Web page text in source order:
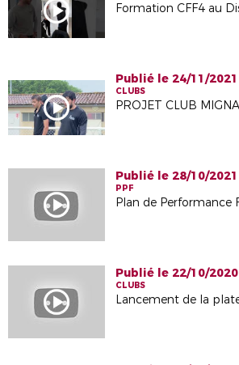
Publié le 24/11/2021
CLUBS
Publié le 28/10/2021
PPF
Publié le 22/10/2020
CLUBS